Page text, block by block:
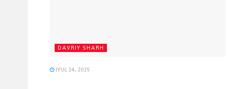
DAVRIY SHARH
IYUL 24, 2025